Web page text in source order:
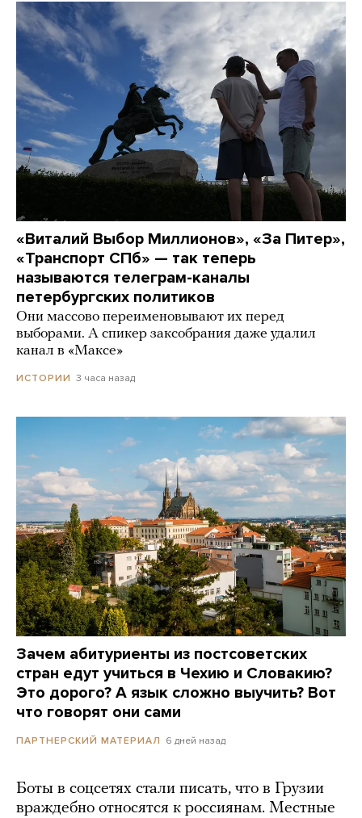
«Виталий Выбор Миллионов», «За Питер»,
«Транспорт СПб» — так теперь
называются телеграм-каналы
петербургских политиков
Они массово переименовывают их перед
выборами. А спикер заксобрания даже удалил
канал в «Максе»
ИСТОРИИ 3 часа назад
Зачем абитуриенты из постсоветских
стран едут учиться в Чехию и Словакию?
Это дорого? А язык сложно выучить? Вот
что говорят они сами
ПАРТНЕРСКИЙ МАТЕРИАЛ 6 дней назад
Боты в соцсетях стали писать, что в Грузии
враждебно относятся к россиянам. Местные